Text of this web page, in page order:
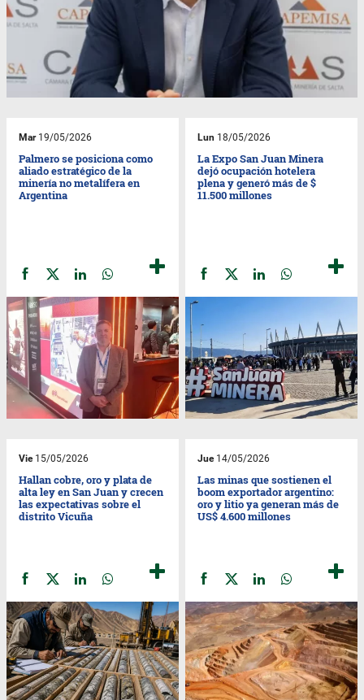
Mar19/05/2026
Palmero se posiciona como
aliado estratégico de la
minería no metalífera en
Argentina
Lun 18/05/2026
La Expo San Juan Minera
dejó ocupación hotelera
plena y generó más de $
11.500 millones
Vie15/05/2026
Hallan cobre, oro y plata de
alta ley en San Juan y crecen
las expectativas sobre el
distrito Vicuña
Jue14/05/2026
Las minas que sostienen el
boom exportador argentino:
oro y litio ya generan más de
US$ 4.600 millones